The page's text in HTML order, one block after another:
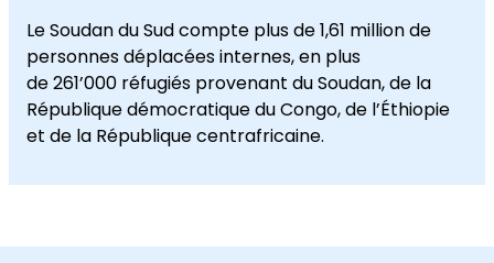
Le Soudan du Sud compte plus de 1,61 million de
personnes déplacées internes, en plus
de 261’000 réfugiés provenant du Soudan, de la
République démocratique du Congo, de l’Éthiopie
et de la République centrafricaine.